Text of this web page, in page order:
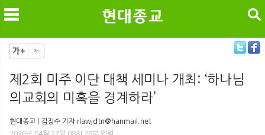
메
검색
제2회 미주 이단 대책 세미나 개최: ‘하나님
의교회의 미혹을 경계하라’
현대종교 | 김정수 기자 rlawjdtn@hanmail.net